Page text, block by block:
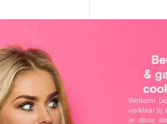
&
Welkom!
verklaar jij
je deze